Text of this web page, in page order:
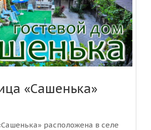
«Сашенька»
расположена в селе